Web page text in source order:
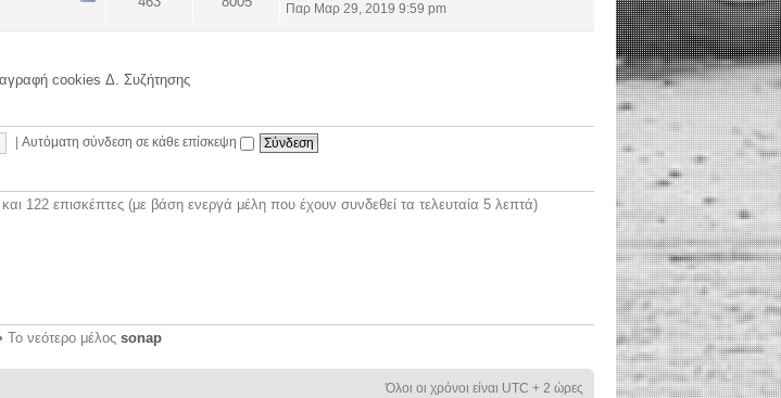
Παρ Μαρ 29, 2019 9:59 pm
cookies Δ. Συζήτησης
Αυτόματη σύνδεση σε κάθε επίσκεψη
122 επισκέπτες (με βάση ενεργά μέλη που έχουν συνδεθεί τα τελευταία 5 λεπτά)
Το νεότερο μέλος sonap
Όλοι οι χρόνοι είναι UTC + 2 ώρες